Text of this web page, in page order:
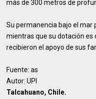
más de 300 metros de
Su permanencia bajo el mar
mientras que su dotación es
recibieron el apoyo de sus
Fuente: as
Autor: UPI
Talcahuano, Chile.